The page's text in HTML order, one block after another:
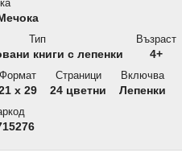
Тип
книги с лепенки
Възраст
4+
Формат
x 29
Страници
24 цветни
Включва
Лепенки